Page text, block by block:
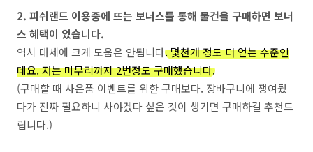
2. 피쉬랜드 이용중에 뜨는 보너스를 통해 물건을 구매하면 보너
스 혜택이 있습니다.
역시 대세에 크게 도움은 안됩니다. 몇천개 정도 더 얻는 수준인
데요. 저는 마무리까지 2번정도 구매했습니다.
(구매할 때 사은품 이벤트를 위한 구매보다. 장바구니에 쟁여뒀
다가 진짜 필요하니 사야겠다 싶은 것이 생기면 구매하길 추천드
립니다.)